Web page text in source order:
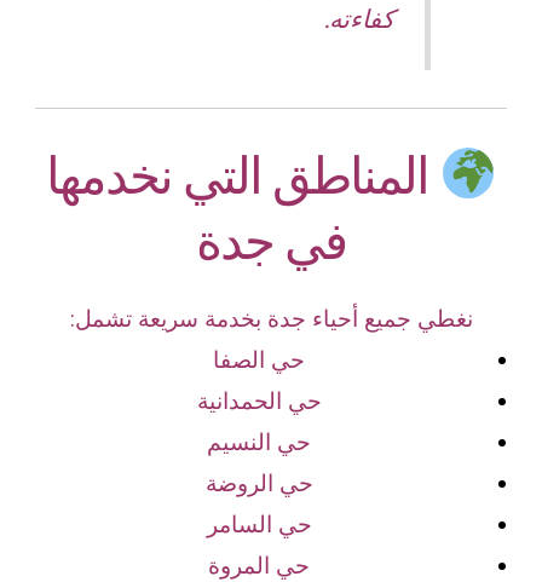
كفاءته.
المناطق التي نخدمها
في جدة
نغطي جميع أحياء جدة بخدمة سريعة تشمل:
حي الصفا
حي الحمدانية
حي النسيم
حي الروضة
حي السامر
حي المروة